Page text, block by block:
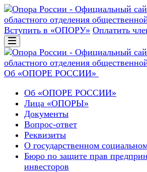
Вступить в «ОПОРУ» Оплатить
Об «ОПОРЕ РОССИИ»
Об «ОПОРЕ РОССИИ»
Лица «ОПОРЫ»
Документы
Вопрос-ответ
Реквизиты
О государственном
Бюро по защите прав
инвесторов